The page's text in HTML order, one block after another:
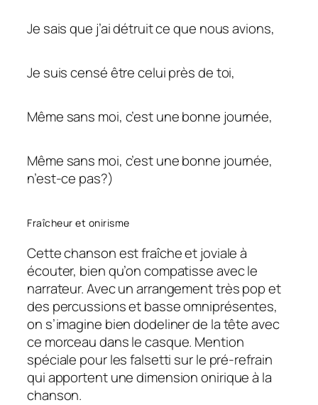
Je sais que j’ai détruit ce que nous avions,
Je suis censé être celui près de toi,
Même sans moi, c’est une bonne journée,
Même sans moi, c’est une bonne journée,
n’est-ce pas?)
Fraîcheur et onirisme
Cette chanson est fraîche et joviale à
écouter, bien qu’on compatisse avec le
narrateur. Avec un arrangement très pop et
des percussions et basse omniprésentes,
on s’imagine bien dodeliner de la tête avec
ce morceau dans le casque. Mention
spéciale pour les falsetti sur le pré-refrain
qui apportent une dimension onirique à la
chanson.